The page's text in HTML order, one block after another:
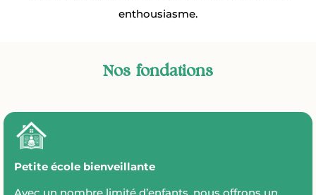
enthousiasme.
Nos fondations
Petite école bienveillante